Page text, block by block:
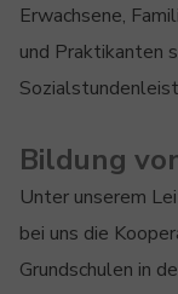
Erwachsene,
und Praktikanten
Bildung
Unter unserem
bei uns die
Grundschulen in